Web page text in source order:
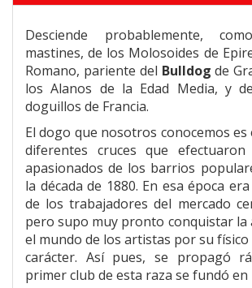
Desciende probablemente,
mastines, de los Molosoides de
Romano, pariente del Bulldog de
los Alanos de la Edad Media, y
doguillos de Francia.
El dogo que nosotros conocemos
diferentes cruces que
apasionados de los barrios
la década de 1880. En esa época
de los trabajadores del mercado
pero supo muy pronto conquistar la
el mundo de los artistas por su
carácter. Así pues, se propagó
primer club de esta raza se fundó en